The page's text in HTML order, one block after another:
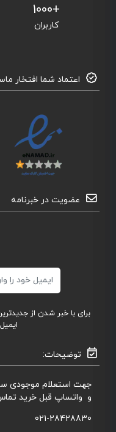
+1000
کاربران
اعتماد شما افتخار
عضویت در خبرنامه
برای با خبر شدن از
توضیحات:
جهت استعلام موجودی
و واتساپ قبل خرید
021-28428830